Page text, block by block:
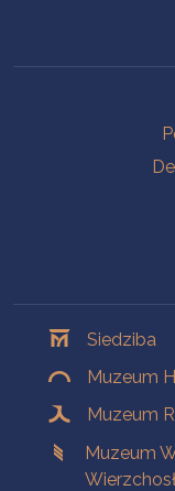
Siedziba
Muzeum
Muzeum
Muzeum